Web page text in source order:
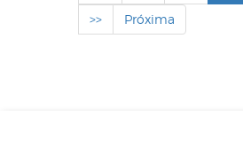
>>
Próxima